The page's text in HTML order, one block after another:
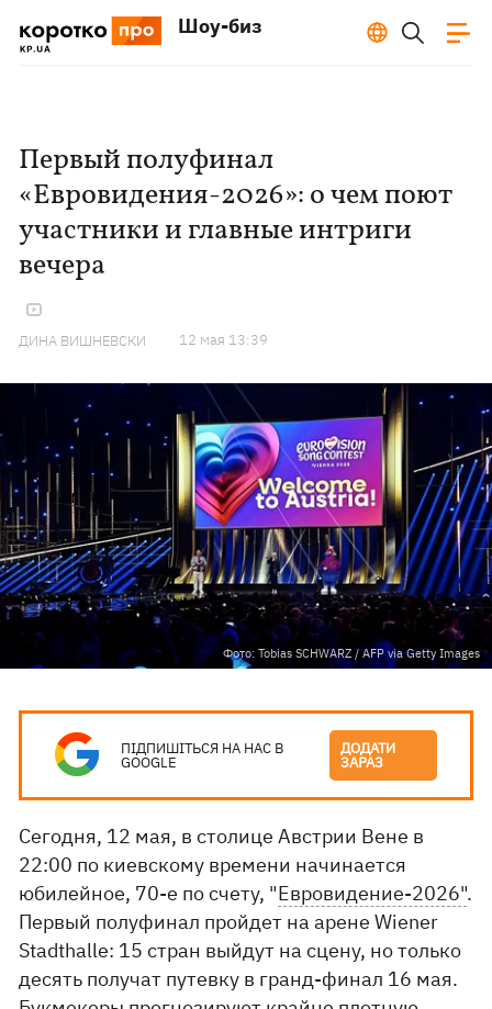
Шоу-биз
Первый полуфинал
«Евровидения-2026»: о чем поют
участники и главные интриги
вечера
ДИНА ВИШНЕВСКИ 12 мая 13:39
Фото: Tobias SCHWARZ / AFP via Getty Images
ПІДПИШІТЬСЯ НА НАС В
GOOGLE
ДОДАТИ
ЗАРАЗ
Сегодня, 12 мая, в столице Австрии Вене в
22:00 по киевскому времени начинается
юбилейное, 70-е по счету, "Евровидение-2026".
Первый полуфинал пройдет на арене Wiener
Stadthalle: 15 стран выйдут на сцену, но только
десять получат путевку в гранд-финал 16 мая.